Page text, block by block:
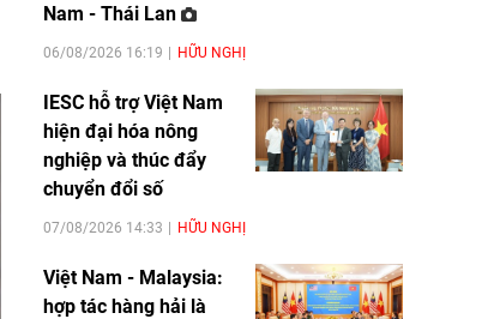
Nam - Thái Lan
06/08/2026 16:19 HỮU NGHỊ
IESC hỗ trợ Việt Nam
hiện đại hóa nông
nghiệp và thúc đẩy
chuyển đổi số
07/08/2026 14:33 HỮU NGHỊ
Việt Nam - Malaysia:
hợp tác hàng hải là